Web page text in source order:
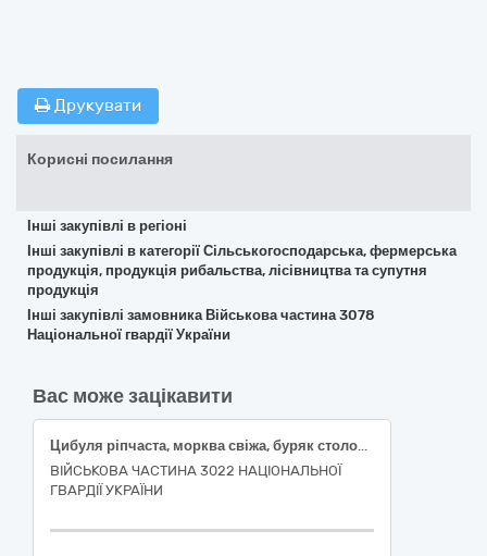
Друкувати
Корисні посилання
Інші закупівлі в регіоні
Інші закупівлі в категорії Сільськогосподарська, фермерська
продукція, продукція рибальства, лісівництва та супутня
продукція
Інші закупівлі замовника Військова частина 3078
Національної гвардії України
Вас може зацікавити
Цибуля ріпчаста, морква свіжа, буряк столовий свіжий
ВІЙСЬКОВА ЧАСТИНА 3022 НАЦІОНАЛЬНОЇ
ГВАРДІЇ УКРАЇНИ